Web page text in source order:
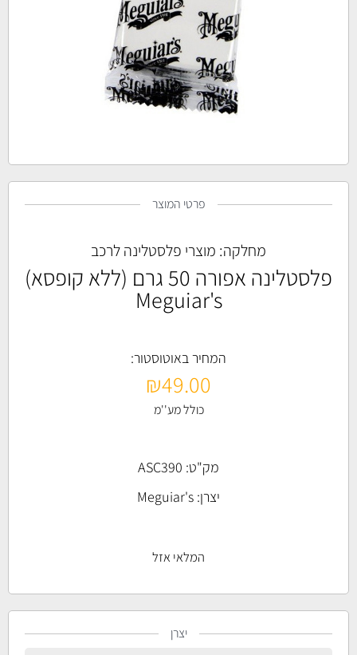
פרטי המוצר
מחלקה: מוצרי פלסטלינה לרכב
פלסטלינה אפורה 50 גרם (ללא קופסא)
Meguiar's
המחיר באוטוסטור:
₪49.00
כולל מע''מ
מק"ט: ASC390
יצרן: Meguiar's
המלאי אזל
יצרן